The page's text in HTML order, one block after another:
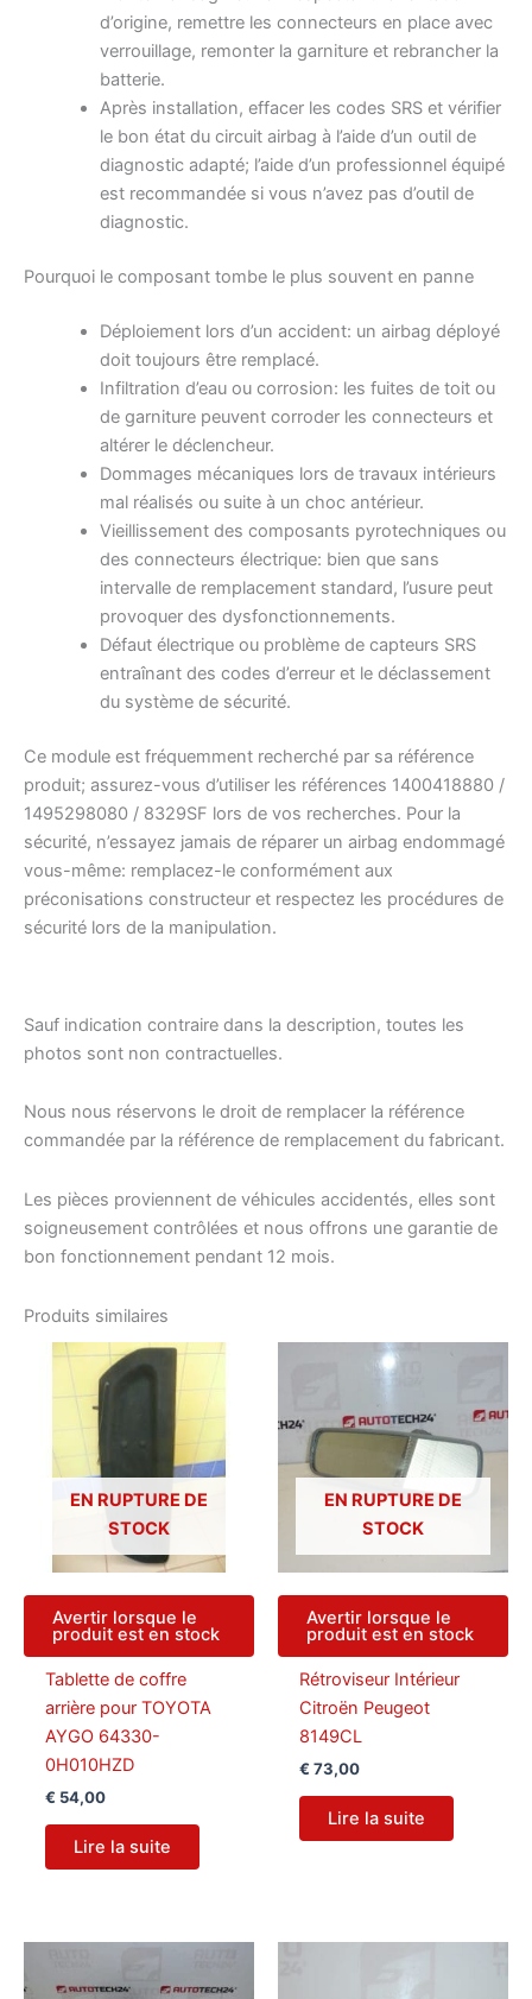
d’origine, remettre les connecteurs en place avec
verrouillage, remonter la garniture et rebrancher la
batterie.
Après installation, effacer les codes SRS et vérifier
le bon état du circuit airbag à l’aide d’un outil de
diagnostic adapté; l’aide d’un professionnel équipé
est recommandée si vous n’avez pas d’outil de
diagnostic.
Pourquoi le composant tombe le plus souvent en panne
Déploiement lors d’un accident: un airbag déployé
doit toujours être remplacé.
Infiltration d’eau ou corrosion: les fuites de toit ou
de garniture peuvent corroder les connecteurs et
altérer le déclencheur.
Dommages mécaniques lors de travaux intérieurs
mal réalisés ou suite à un choc antérieur.
Vieillissement des composants pyrotechniques ou
des connecteurs électrique: bien que sans
intervalle de remplacement standard, l’usure peut
provoquer des dysfonctionnements.
Défaut électrique ou problème de capteurs SRS
entraînant des codes d’erreur et le déclassement
du système de sécurité.
Ce module est fréquemment recherché par sa référence
produit; assurez-vous d’utiliser les références 1400418880 /
1495298080 / 8329SF lors de vos recherches. Pour la
sécurité, n’essayez jamais de réparer un airbag endommagé
vous-même: remplacez-le conformément aux
préconisations constructeur et respectez les procédures de
sécurité lors de la manipulation.
Sauf indication contraire dans la description, toutes les
photos sont non contractuelles.
Nous nous réservons le droit de remplacer la référence
commandée par la référence de remplacement du fabricant.
Les pièces proviennent de véhicules accidentés, elles sont
soigneusement contrôlées et nous offrons une garantie de
bon fonctionnement pendant 12 mois.
Produits similaires
EN RUPTURE DE
STOCK
Avertir lorsque le
produit est en stock
Tablette de coffre
arrière pour TOYOTA
AYGO 64330-
0H010HZD
€ 54,00
Lire la suite
EN RUPTURE DE
STOCK
Avertir lorsque le
produit est en stock
Rétroviseur Intérieur
Citroën Peugeot
8149CL
€ 73,00
Lire la suite